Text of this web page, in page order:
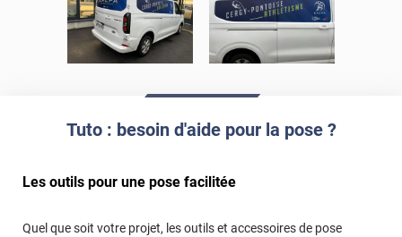
Tuto : besoin d'aide pour la pose ?
Les outils pour une pose facilitée
Quel que soit votre projet, les outils et accessoires de pose